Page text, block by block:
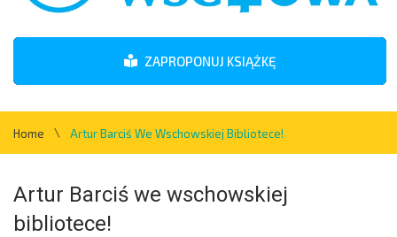
Wydarzenia
Kontakt
ZAPROPONUJ KSIĄŻKĘ
Home \ Artur Barciś We Wschowskiej Bibliotece!
Artur Barciś we wschowskiej
bibliotece!